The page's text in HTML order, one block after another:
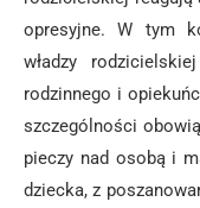
opresyjne. W tym
władzy
rodzinnego i
szczególności
pieczy nad osobą i
dziecka, z